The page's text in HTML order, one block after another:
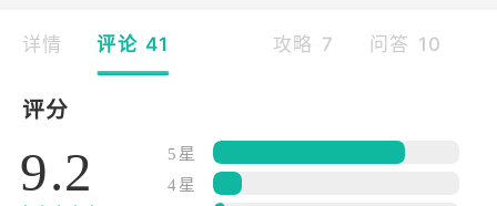
详情 评论 41 攻略 7 问答 10
评分
9.2
5星
4星